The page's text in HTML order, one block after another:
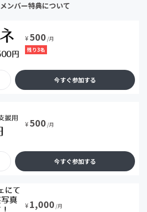
メンバー特典について
¥500 /月
残り3名
今すぐ参加する
¥500 /月
今すぐ参加する
¥1,000 /月